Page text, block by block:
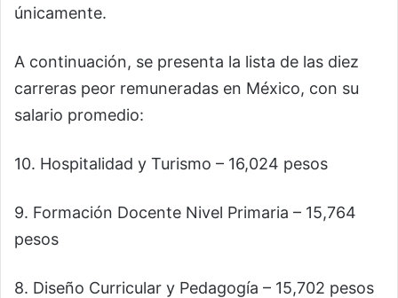
únicamente.
A continuación, se presenta la lista de las diez
carreras peor remuneradas en México, con su
salario promedio:
10. Hospitalidad y Turismo – 16,024 pesos
9. Formación Docente Nivel Primaria – 15,764
pesos
8. Diseño Curricular y Pedagogía – 15,702 pesos